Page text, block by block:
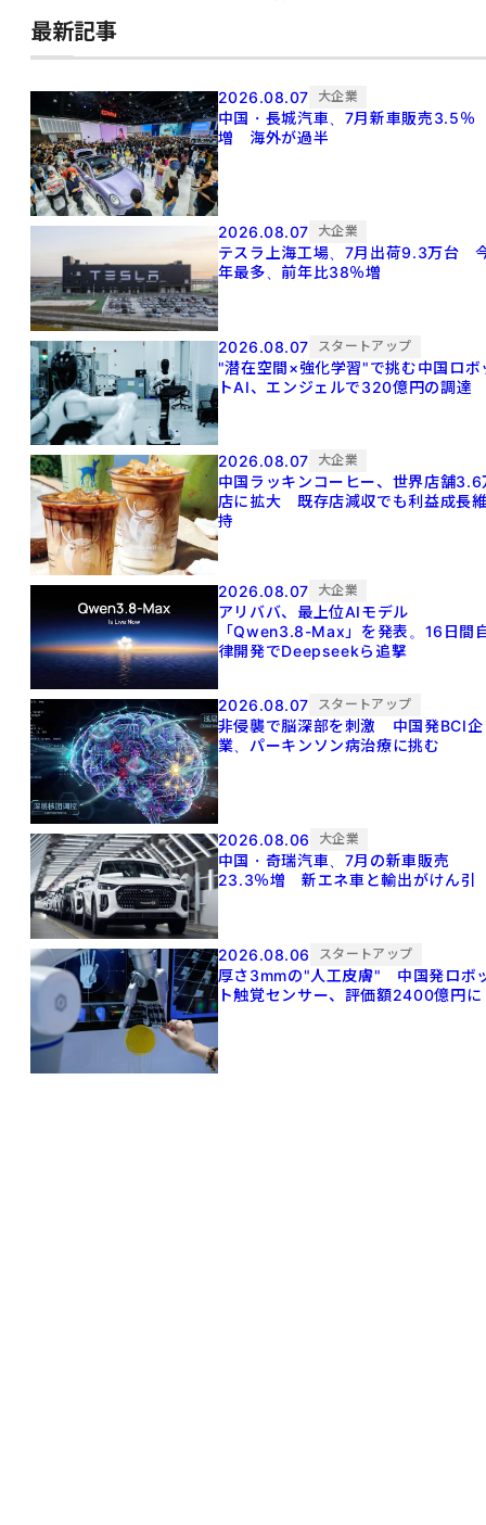
最新記事
2026.08.07 大企業
中国・長城汽車、7月新車販売3.5％
増 海外が過半
2026.08.07 大企業
テスラ上海工場、7月出荷9.3万台
年最多、前年比38％増
2026.08.07 スタートアップ
"潜在空間×強化学習"で挑む中国ロボ
トAI、エンジェルで320億円の調達
2026.08.07 大企業
中国ラッキンコーヒー、世界店舗3.6
店に拡大 既存店減収でも利益成長
持
2026.08.07 大企業
アリババ、最上位AIモデル
「Qwen3.8-Max」を発表。16日間
律開発でDeepseekら追撃
2026.08.07 スタートアップ
非侵襲で脳深部を刺激 中国発BCI企
業、パーキンソン病治療に挑む
2026.08.06 大企業
中国・奇瑞汽車、7月の新車販売
23.3％増 新エネ車と輸出がけん引
2026.08.06 スタートアップ
厚さ3mmの"人工皮膚" 中国発ロボ
ト触覚センサー、評価額2400億円に